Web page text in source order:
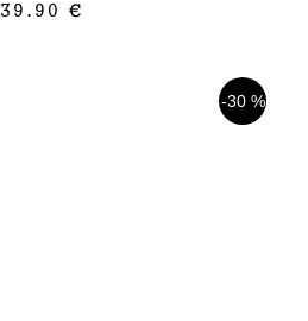
39.90 €
-30 %